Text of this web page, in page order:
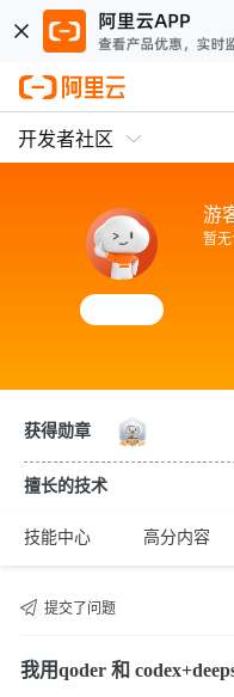
开发者社区
游
暂
获得勋章
擅长的技术
技能中心 高分内容
提交了问题
我用qoder 和